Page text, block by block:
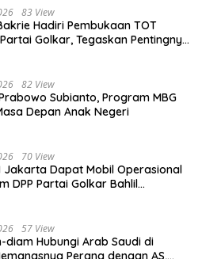
83 View
Hadiri Pembukaan TOT
Golkar, Tegaskan Pentingnya
82 View
Subianto, Program MBG
Depan Anak Negeri
70 View
Jakarta Dapat Mobil Operasional
DPP Partai Golkar Bahlil
57 View
diam Hubungi Arab Saudi di
Perang dengan AS,